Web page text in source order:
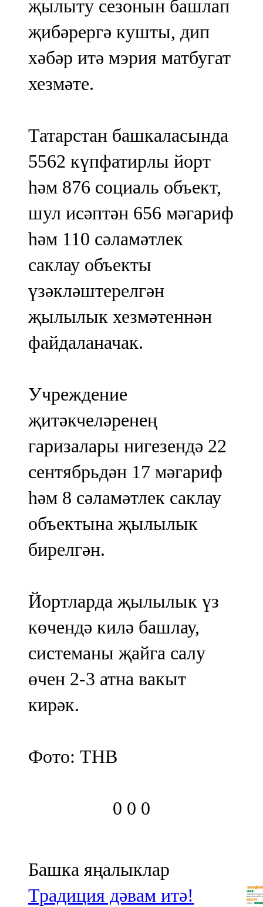
җылыту сезонын башлап
җибәрергә кушты, дип
хәбәр итә мэрия матбугат
хезмәте.
Татарстан башкаласында
5562 күпфатирлы йорт
һәм 876 социаль объект,
шул исәптән 656 мәгариф
һәм 110 сәламәтлек
саклау объекты
үзәкләштерелгән
җылылык хезмәтеннән
файдаланачак.
Учреждение
җитәкчеләренең
гаризалары нигезендә 22
сентябрьдән 17 мәгариф
һәм 8 сәламәтлек саклау
объектына җылылык
бирелгән.
Йортларда җылылык үз
көчендә килә башлау,
системаны җайга салу
өчен 2-3 атна вакыт
кирәк.
Фото: ТНВ
0 0 0
Башка яңалыклар
Традиция дәвам итә!